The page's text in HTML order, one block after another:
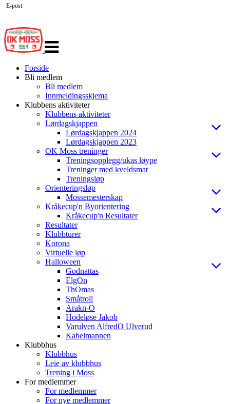
navigasjon
Forside
Bli medlem
Bli medlem
Innmeldingsskjema
Klubbens aktiviteter
Klubbens aktiviteter
Lørdagskjappen
Lørdagskjappen 2024
Lørdagskjappen 2023
OK Moss treninger
Treningsopplegg/ukas løype
Treninger med kveldsmat
Treningsløp
Orienteringsløp
Mossemesterskap
Kråkecup'n Byorientering
Kråkecup'n Resultater
Resultater
Klubbturer
Korona
Virtuelle løp
Halloween
Godnattas
ElgOn
ThOmas
Småtroll
Arakn-O
Hodeløse Jakob
Varulven AlfredO Ulverud
Kabelmannen
Klubbhus
Klubbhus
Leie av klubbhus
Trening i Moss
For medlemmer
For medlemmer
For nye medlemmer
E-post